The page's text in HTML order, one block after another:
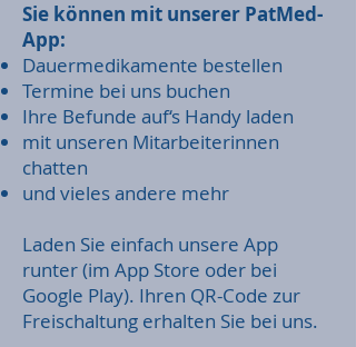
Sie können mit unserer PatMed-
App:
Dauermedikamente bestellen
Termine bei uns buchen
Ihre Befunde auf‘s Handy laden
mit unseren Mitarbeiterinnen
chatten
und vieles andere mehr
Laden Sie einfach unsere App
runter (im App Store oder bei
Google Play). Ihren QR-Code zur
Freischaltung erhalten Sie bei uns.